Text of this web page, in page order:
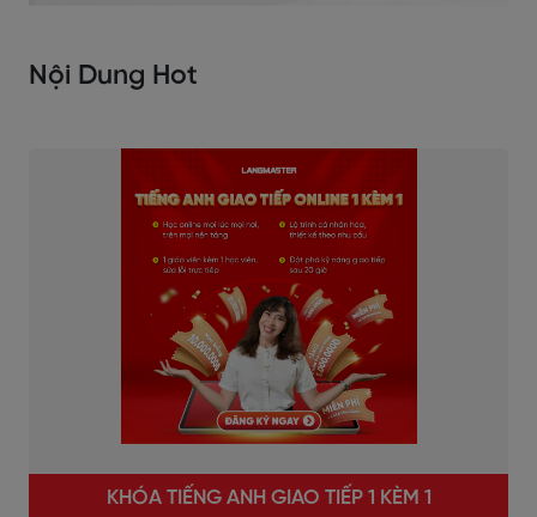
Nội Dung Hot
KHÓA TIẾNG ANH GIAO TIẾP 1 KÈM 1